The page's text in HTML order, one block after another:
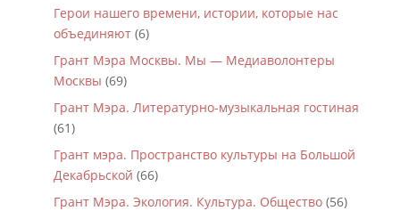
Герои нашего времени, истории, которые нас
объединяют(6)
Грант Мэра Москвы. Мы — Медиаволонтеры
Москвы (69)
Грант Мэра. Литературно-музыкальная гостиная
(61)
Грант мэра. Пространство культуры на Большой
Декабрьской (66)
Грант Мэра. Экология. Культура. Общество(56)